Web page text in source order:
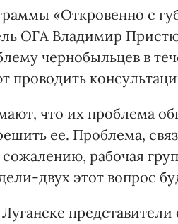
«Откровенно с
ОГА Владимир
чернобыльцев в
проводить
что их проблема
ее. Проблема,
рабочая
двух этот вопрос
Луганске